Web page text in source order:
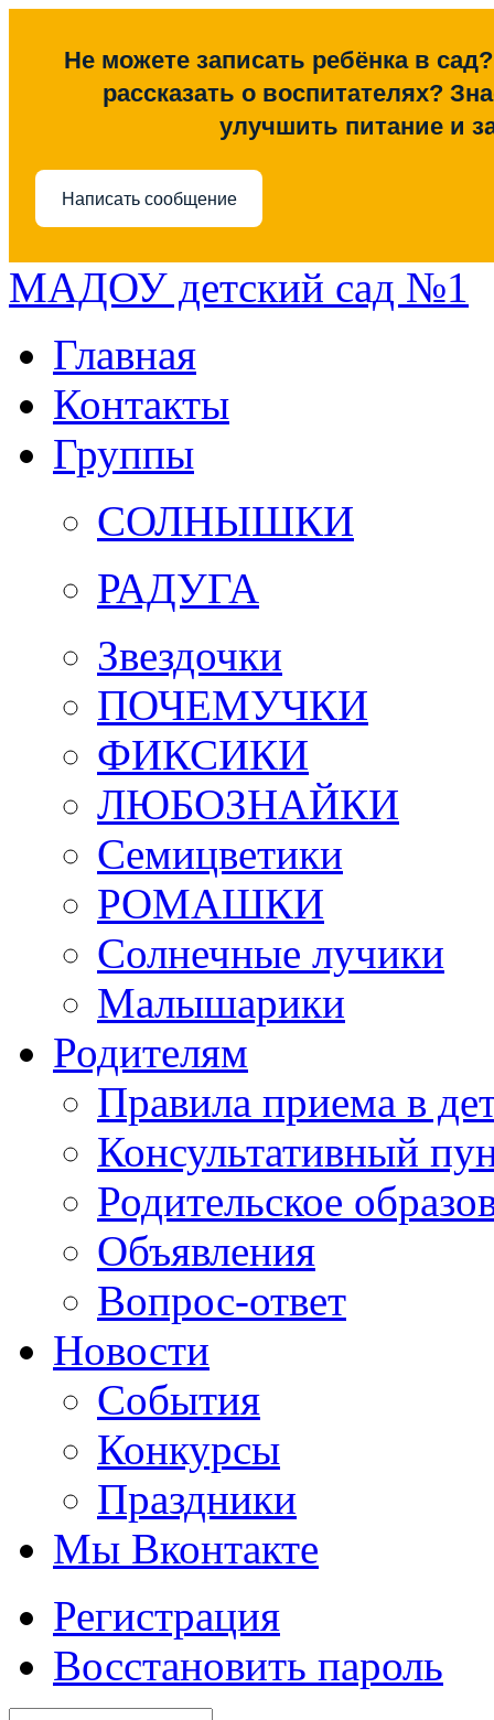
Не можете записать ребёнка в
рассказать о воспитателях?
улучшить питание и
Написать сообщение
МАДОУ детский сад №1
Главная
Контакты
Группы
СОЛНЫШКИ
РАДУГА
Звездочки
ПОЧЕМУЧКИ
ФИКСИКИ
ЛЮБОЗНАЙКИ
Семицветики
РОМАШКИ
Солнечные лучики
Малышарики
Родителям
Правила приема в
Консультативный
Родительское
Объявления
Вопрос-ответ
Новости
События
Конкурсы
Праздники
Мы Вконтакте
Регистрация
Восстановить пароль